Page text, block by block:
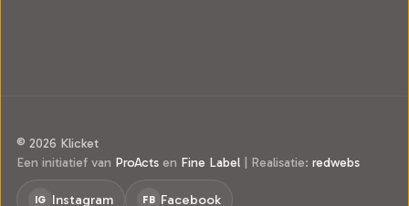
© 2026 Klicket
Een initiatief van ProActs en Fine Label | Realisatie: redwebs
IG Instagram FB Facebook